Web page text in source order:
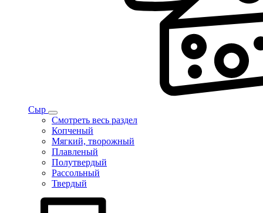
Сыр
Смотреть весь раздел
Копченый
Мягкий, творожный
Плавленый
Полутвердый
Рассольный
Твердый